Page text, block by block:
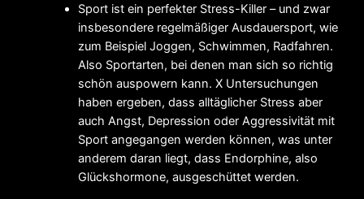
Sport ist ein perfekter Stress-Killer – und zwar
insbesondere regelmäßiger Ausdauersport, wie
zum Beispiel Joggen, Schwimmen, Radfahren.
Also Sportarten, bei denen man sich so richtig
schön auspowern kann. X Untersuchungen
haben ergeben, dass alltäglicher Stress aber
auch Angst, Depression oder Aggressivität mit
Sport angegangen werden können, was unter
anderem daran liegt, dass Endorphine, also
Glückshormone, ausgeschüttet werden.